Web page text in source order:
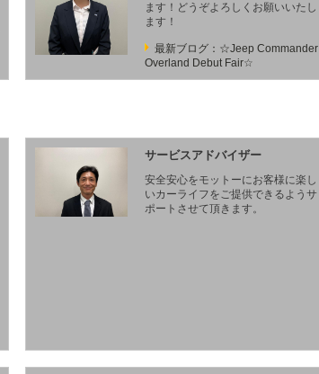
ます！どうぞよろしくお願いいたし
ます！
最新ブログ：☆Jeep Commander
Overland Debut Fair☆
サービスアドバイザー
安全安心をモットーにお客様に楽し
いカーライフをご提供できるようサ
ポートさせて頂きます。